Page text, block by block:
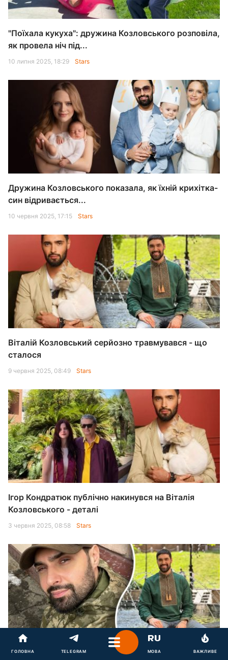
"Поїхала кукуха": дружина Козловського розповіла,
як провела ніч під...
10 липня 2025, 18:29 Stars
Дружина Козловського показала, як їхній крихітка-
син відривається...
10 червня 2025, 17:15 Stars
Віталій Козловський серйозно травмувався - що
сталося
9 червня 2025, 08:49 Stars
Ігор Кондратюк публічно накинувся на Віталія
Козловського - деталі
3 червня 2025, 08:58 Stars
"Мене розіп'яли на хресті": Козловський
ГОЛОВНА TELEGRAM МОВА ВАЖЛИВЕ